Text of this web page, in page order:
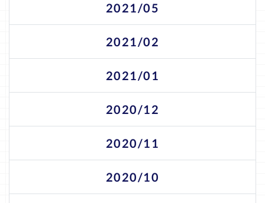
2021/05
2021/02
2021/01
2020/12
2020/11
2020/10